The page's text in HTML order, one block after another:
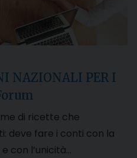
NAZIONALI PER I
di ricette che
deve fare i conti con la
con l’unicità…